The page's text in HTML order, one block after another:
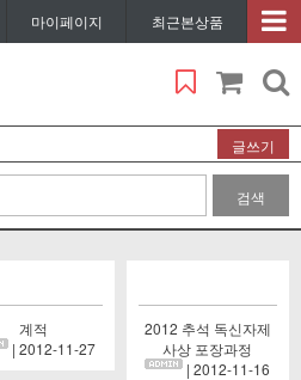
마이페이지 최근본상품
글쓰기
검색
계적
| 2012-11-27
2012 추석 독신자제
사상 포장과정
| 2012-11-16